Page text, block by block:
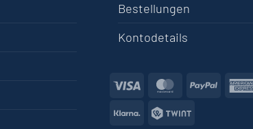
Bestellungen
Kontodetails
Visa MasterCard
PayPal
Klarna Twint